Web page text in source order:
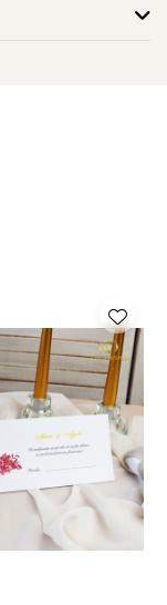
rugam sa ne